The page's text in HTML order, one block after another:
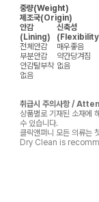
중량(Weight)
제조국(Origin)
안감
(Lining)
신축성
전체안감
매우좋음
부분안감
약간당겨짐
안감탈부착 없음
없음
취급시 주의사항 /
상품별로 기재된 소재에
수 있습니다.
클릭앤퍼니 모든 의류는
Dry Clean is